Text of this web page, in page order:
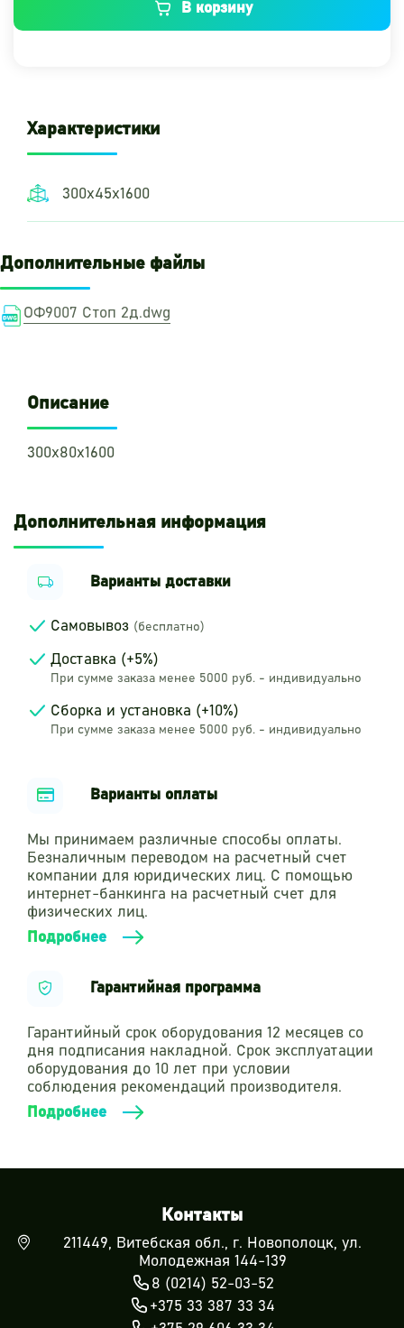
В корзину
Характеристики
300х45х1600
Дополнительные файлы
ОФ9007 Стоп 2д.dwg
Описание
300х80х1600
Дополнительная информация
Варианты доставки
Самовывоз (бесплатно)
Доставка (+5%)
При сумме заказа менее 5000 руб. - индивидуально
Сборка и установка (+10%)
При сумме заказа менее 5000 руб. - индивидуально
Варианты оплаты
Мы принимаем различные способы оплаты.
Безналичным переводом на расчетный счет
компании для юридических лиц. С помощью
интернет-банкинга на расчетный счет для
физических лиц.
Подробнее
Гарантийная программа
Гарантийный срок оборудования 12 месяцев со
дня подписания накладной. Срок эксплуатации
оборудования до 10 лет при условии
соблюдения рекомендаций производителя.
Подробнее
Контакты
211449, Витебская обл., г. Новополоцк, ул.
Молодежная 144-139
8 (0214) 52-03-52
+375 33 387 33 34